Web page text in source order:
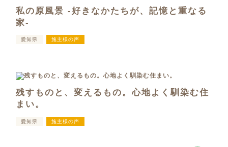
私の原風景 -好きなかたちが、記憶と重なる
家-
愛知県 施主様の声
残すものと、変えるもの。心地よく馴染む住
まい。
愛知県 施主様の声